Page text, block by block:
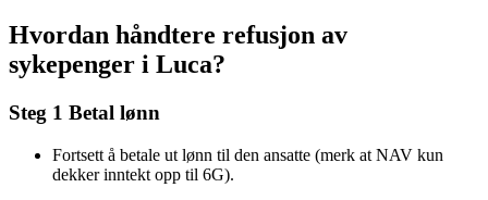
Hvordan håndtere refusjon av
sykepenger i Luca?
Steg 1 Betal lønn
Fortsett å betale ut lønn til den ansatte (merk at NAV kun
dekker inntekt opp til 6G).